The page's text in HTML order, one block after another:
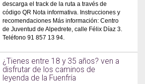
descarga el track de la ruta a través de
código QR Nota informativa. Instrucciones y
recomendaciones Más información: Centro
de Juventud de Alpedrete, calle Félix Díaz 3.
Teléfono 91 857 13 94.
¿Tienes entre 18 y 35 años? ven a
disfrutar de los caminos de
leyenda de la Fuenfría